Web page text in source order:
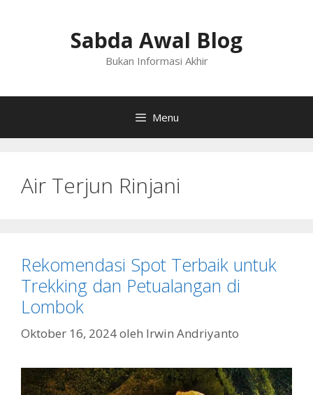
Sabda Awal Blog
Bukan Informasi Akhir
Menu
Air Terjun Rinjani
Rekomendasi Spot Terbaik untuk
Trekking dan Petualangan di
Lombok
Oktober 16, 2024oleh Irwin Andriyanto